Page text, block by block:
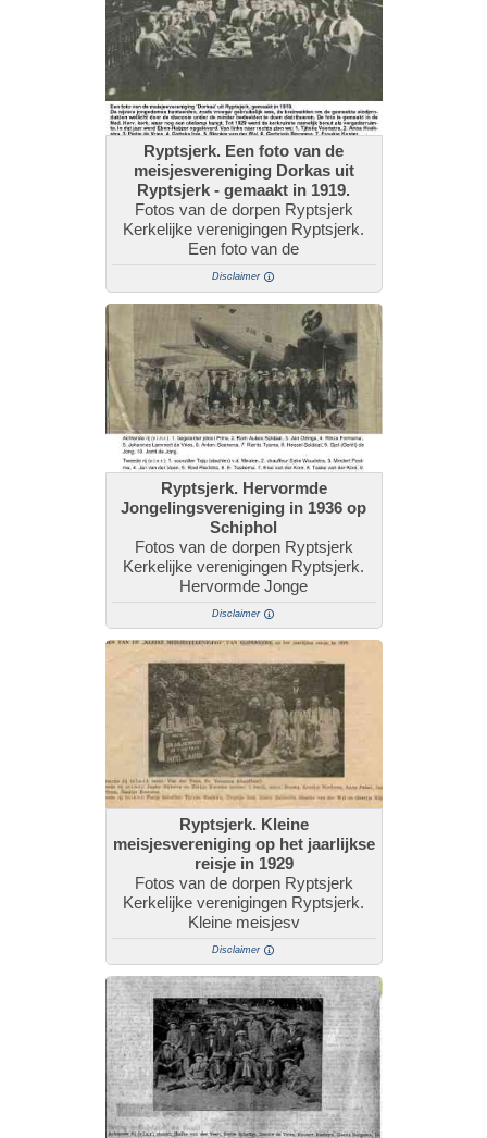
Ryptsjerk. Een foto van de
meisjesvereniging Dorkas uit
Ryptsjerk - gemaakt in 1919.
Fotos van de dorpen Ryptsjerk
Kerkelijke verenigingen Ryptsjerk.
Een foto van de
Disclaimer
Ryptsjerk. Hervormde
Jongelingsvereniging in 1936 op
Schiphol
Fotos van de dorpen Ryptsjerk
Kerkelijke verenigingen Ryptsjerk.
Hervormde Jonge
Disclaimer
Ryptsjerk. Kleine
meisjesvereniging op het jaarlijkse
reisje in 1929
Fotos van de dorpen Ryptsjerk
Kerkelijke verenigingen Ryptsjerk.
Kleine meisjesv
Disclaimer